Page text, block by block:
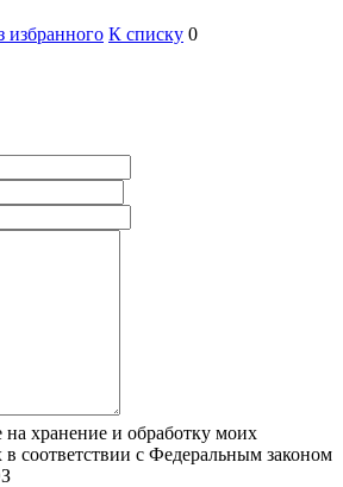
избранного К списку 0
хранение и обработку моих
соответствии с Федеральным законом